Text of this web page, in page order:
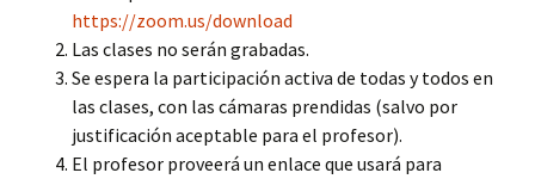
https://zoom.us/download
Las clases no serán grabadas.
Se espera la participación activa de todas y todos en
las clases, con las cámaras prendidas (salvo por
justificación aceptable para el profesor).
El profesor proveerá un enlace que usará para